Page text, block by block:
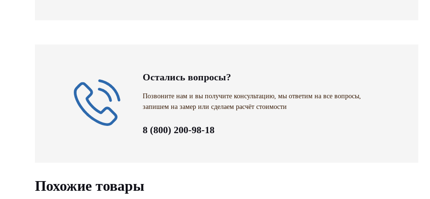
Остались вопросы?
Позвоните нам и вы получите консультацию, мы ответим на все вопросы,
запишем на замер или сделаем расчёт стоимости
8 (800) 200-98-18
Похожие товары